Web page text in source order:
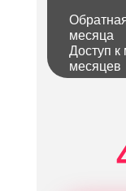
месяца
Доступ к
месяцев